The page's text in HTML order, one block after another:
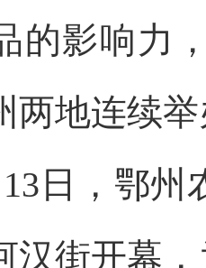
的影响力
两地连续
，鄂州
汉街开幕